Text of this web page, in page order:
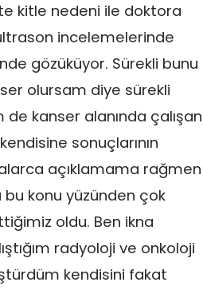
kitle nedeni ile doktora
incelemelerinde
gözüküyor. Sürekli bunu
olursam diye sürekli
kanser alanında çalışan
sonuçlarının
açıklamama rağmen
konu yüzünden çok
oldu. Ben ikna
radyoloji ve onkoloji
kendisini fakat